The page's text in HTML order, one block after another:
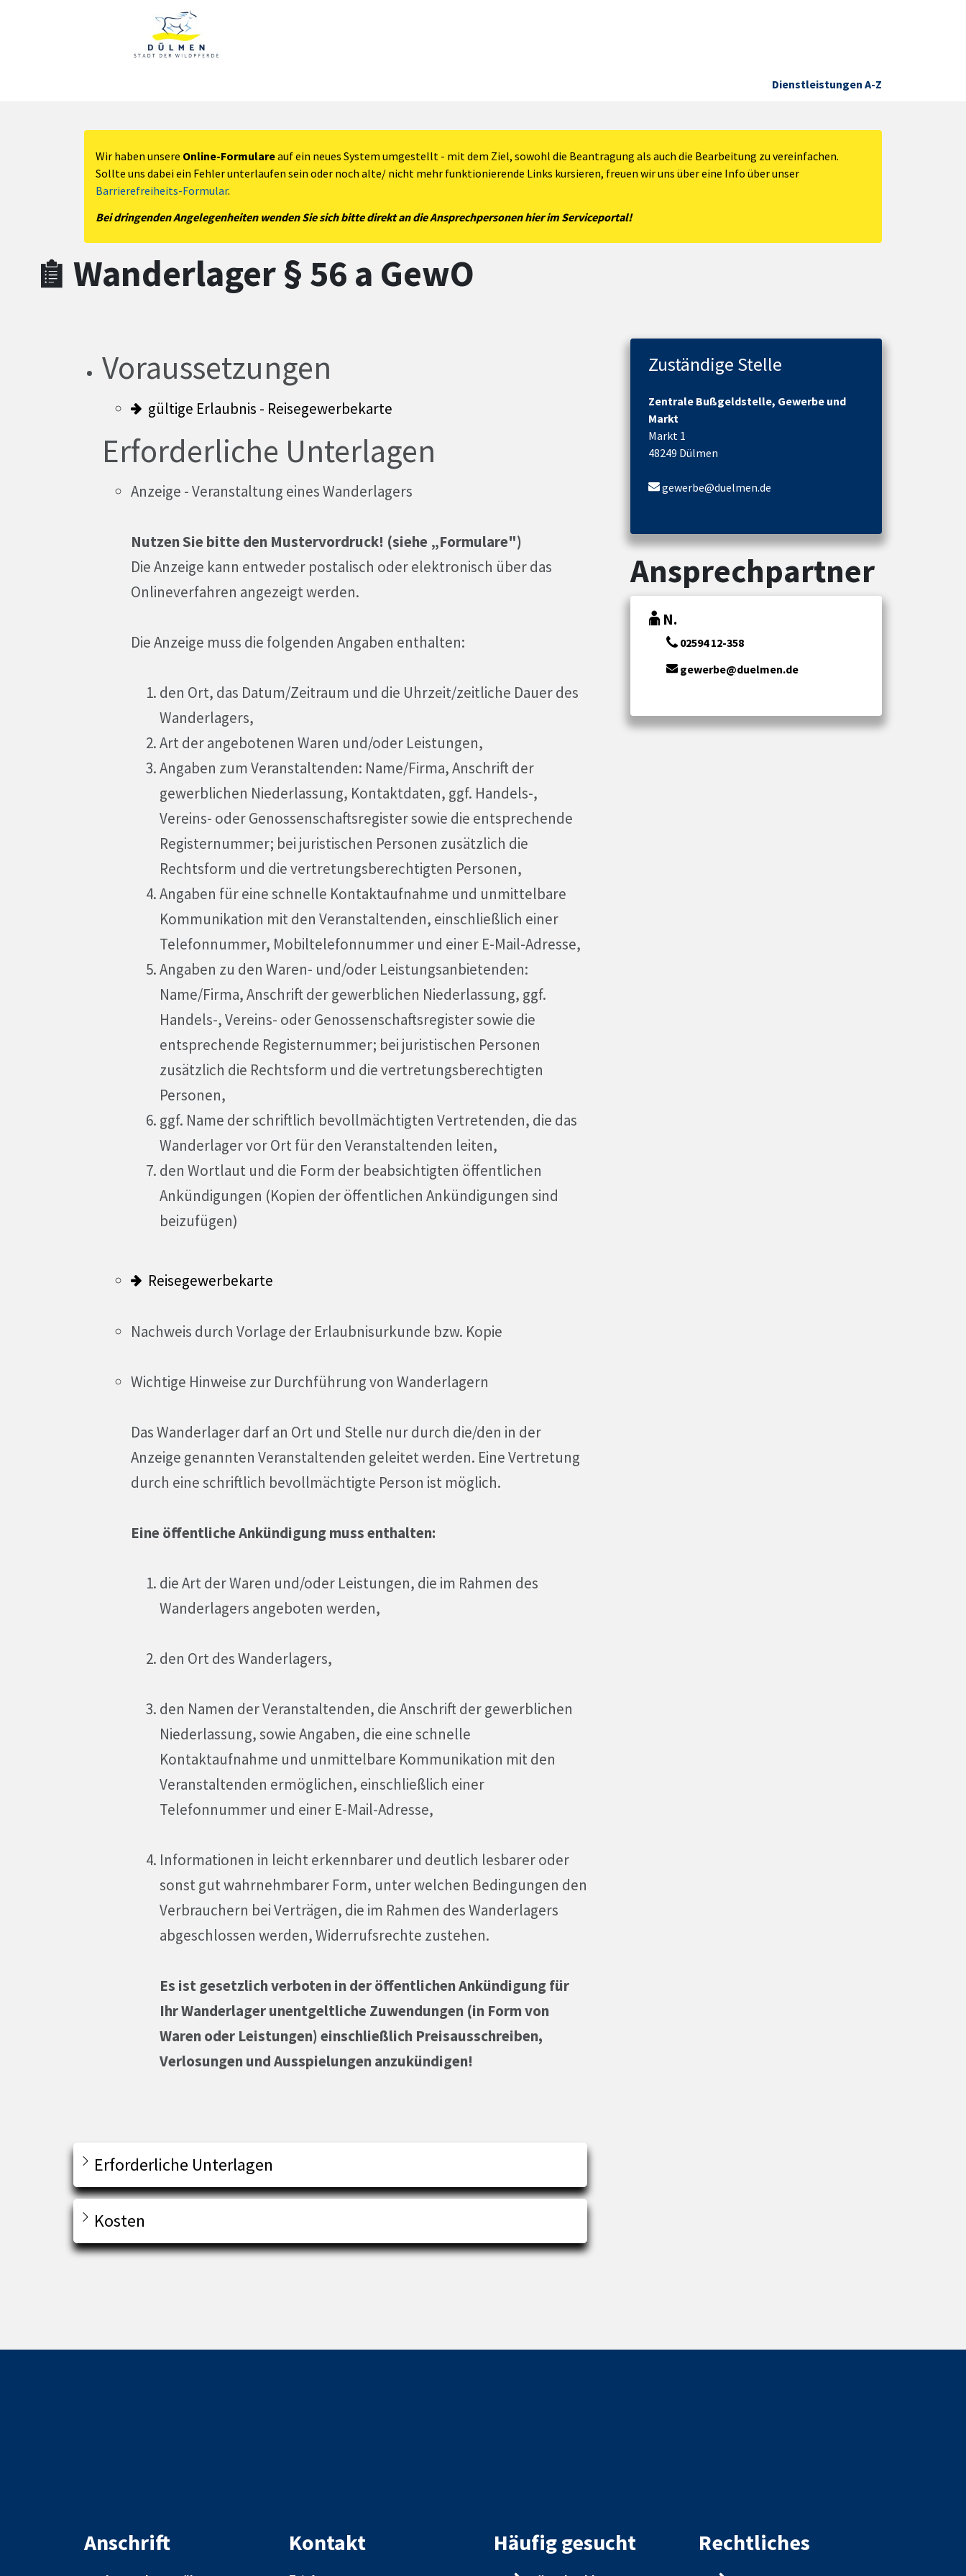
Zum Hauptinhalt
Dienstleistungen A-Z
Wir haben unsere Online-Formulareauf ein neues System umgestellt - mit dem Ziel, sowohl die Beantragung als auch die Bearbeitung zu vereinfachen.
Sollte uns dabei ein Fehler unterlaufen sein oder noch alte/ nicht mehr funktionierende Links kursieren, freuen wir uns über eine Info über unser
Barrierefreiheits-Formular.
Bei dringenden Angelegenheiten wenden Sie sich bitte direkt an die Ansprechpersonen hier im Serviceportal!
Wanderlager § 56 a GewO
Voraussetzungen
gültige Erlaubnis - Reisegewerbekarte
Erforderliche Unterlagen
Anzeige - Veranstaltung eines Wanderlagers
Nutzen Sie bitte den Mustervordruck! (siehe „Formulare")
Die Anzeige kann entweder postalisch oder elektronisch über das
Onlineverfahren angezeigt werden.
Die Anzeige muss die folgenden Angaben enthalten:
den Ort, das Datum/Zeitraum und die Uhrzeit/zeitliche Dauer des
Wanderlagers,
Art der angebotenen Waren und/oder Leistungen,
Angaben zum Veranstaltenden: Name/Firma, Anschrift der
gewerblichen Niederlassung, Kontaktdaten, ggf. Handels-,
Vereins- oder Genossenschaftsregister sowie die entsprechende
Registernummer; bei juristischen Personen zusätzlich die
Rechtsform und die vertretungsberechtigten Personen,
Angaben für eine schnelle Kontaktaufnahme und unmittelbare
Kommunikation mit den Veranstaltenden, einschließlich einer
Telefonnummer, Mobiltelefonnummer und einer E-Mail-Adresse,
Angaben zu den Waren- und/oder Leistungsanbietenden:
Name/Firma, Anschrift der gewerblichen Niederlassung, ggf.
Handels-, Vereins- oder Genossenschaftsregister sowie die
entsprechende Registernummer; bei juristischen Personen
zusätzlich die Rechtsform und die vertretungsberechtigten
Personen,
ggf. Name der schriftlich bevollmächtigten Vertretenden, die das
Wanderlager vor Ort für den Veranstaltenden leiten,
den Wortlaut und die Form der beabsichtigten öffentlichen
Ankündigungen (Kopien der öffentlichen Ankündigungen sind
beizufügen)
Reisegewerbekarte
Nachweis durch Vorlage der Erlaubnisurkunde bzw. Kopie
Wichtige Hinweise zur Durchführung von Wanderlagern
Das Wanderlager darf an Ort und Stelle nur durch die/den in der
Anzeige genannten Veranstaltenden geleitet werden. Eine Vertretung
durch eine schriftlich bevollmächtigte Person ist möglich.
Eine öffentliche Ankündigung muss enthalten:
die Art der Waren und/oder Leistungen, die im Rahmen des
Wanderlagers angeboten werden,
den Ort des Wanderlagers,
den Namen der Veranstaltenden, die Anschrift der gewerblichen
Niederlassung, sowie Angaben, die eine schnelle
Kontaktaufnahme und unmittelbare Kommunikation mit den
Veranstaltenden ermöglichen, einschließlich einer
Telefonnummer und einer E-Mail-Adresse,
Informationen in leicht erkennbarer und deutlich lesbarer oder
sonst gut wahrnehmbarer Form, unter welchen Bedingungen den
Verbrauchern bei Verträgen, die im Rahmen des Wanderlagers
abgeschlossen werden, Widerrufsrechte zustehen.
Es ist gesetzlich verboten in der öffentlichen Ankündigung für
Ihr Wanderlager unentgeltliche Zuwendungen (in Form von
Waren oder Leistungen) einschließlich Preisausschreiben,
Verlosungen und Ausspielungen anzukündigen!
Erforderliche Unterlagen
Kosten
Zuständige Stelle
Zentrale Bußgeldstelle, Gewerbe und
Markt
Markt 1
48249 Dülmen
gewerbe@duelmen.de
Ansprechpartner
N.
02594 12-358
gewerbe@duelmen.de
Anschrift Kontakt Häufig gesucht Rechtliches